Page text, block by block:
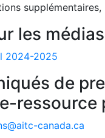
les médias
2024-2025
de
ressource
canada.ca